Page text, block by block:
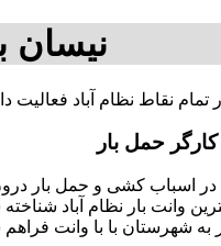
نیسان
تمام نقاط نظام آباد
کارگر حمل بار
اسباب کشی و حمل بار درون
وانت بار نظام آباد
با با وانت فراهم شده است برای بار از